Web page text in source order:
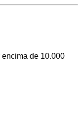
de 10.000